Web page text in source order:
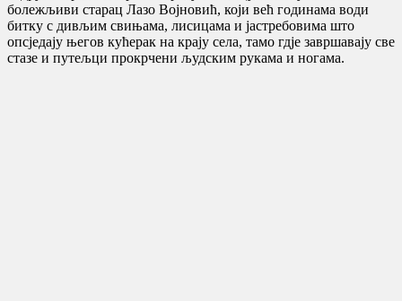
болежљиви старац Лазо Војновић, који већ годинама води
битку с дивљим свињама, лисицама и јастребовима што
опсједају његов кућерак на крају села, тамо гдје завршавају све
стазе и путељци прокрчени људским рукама и ногама.